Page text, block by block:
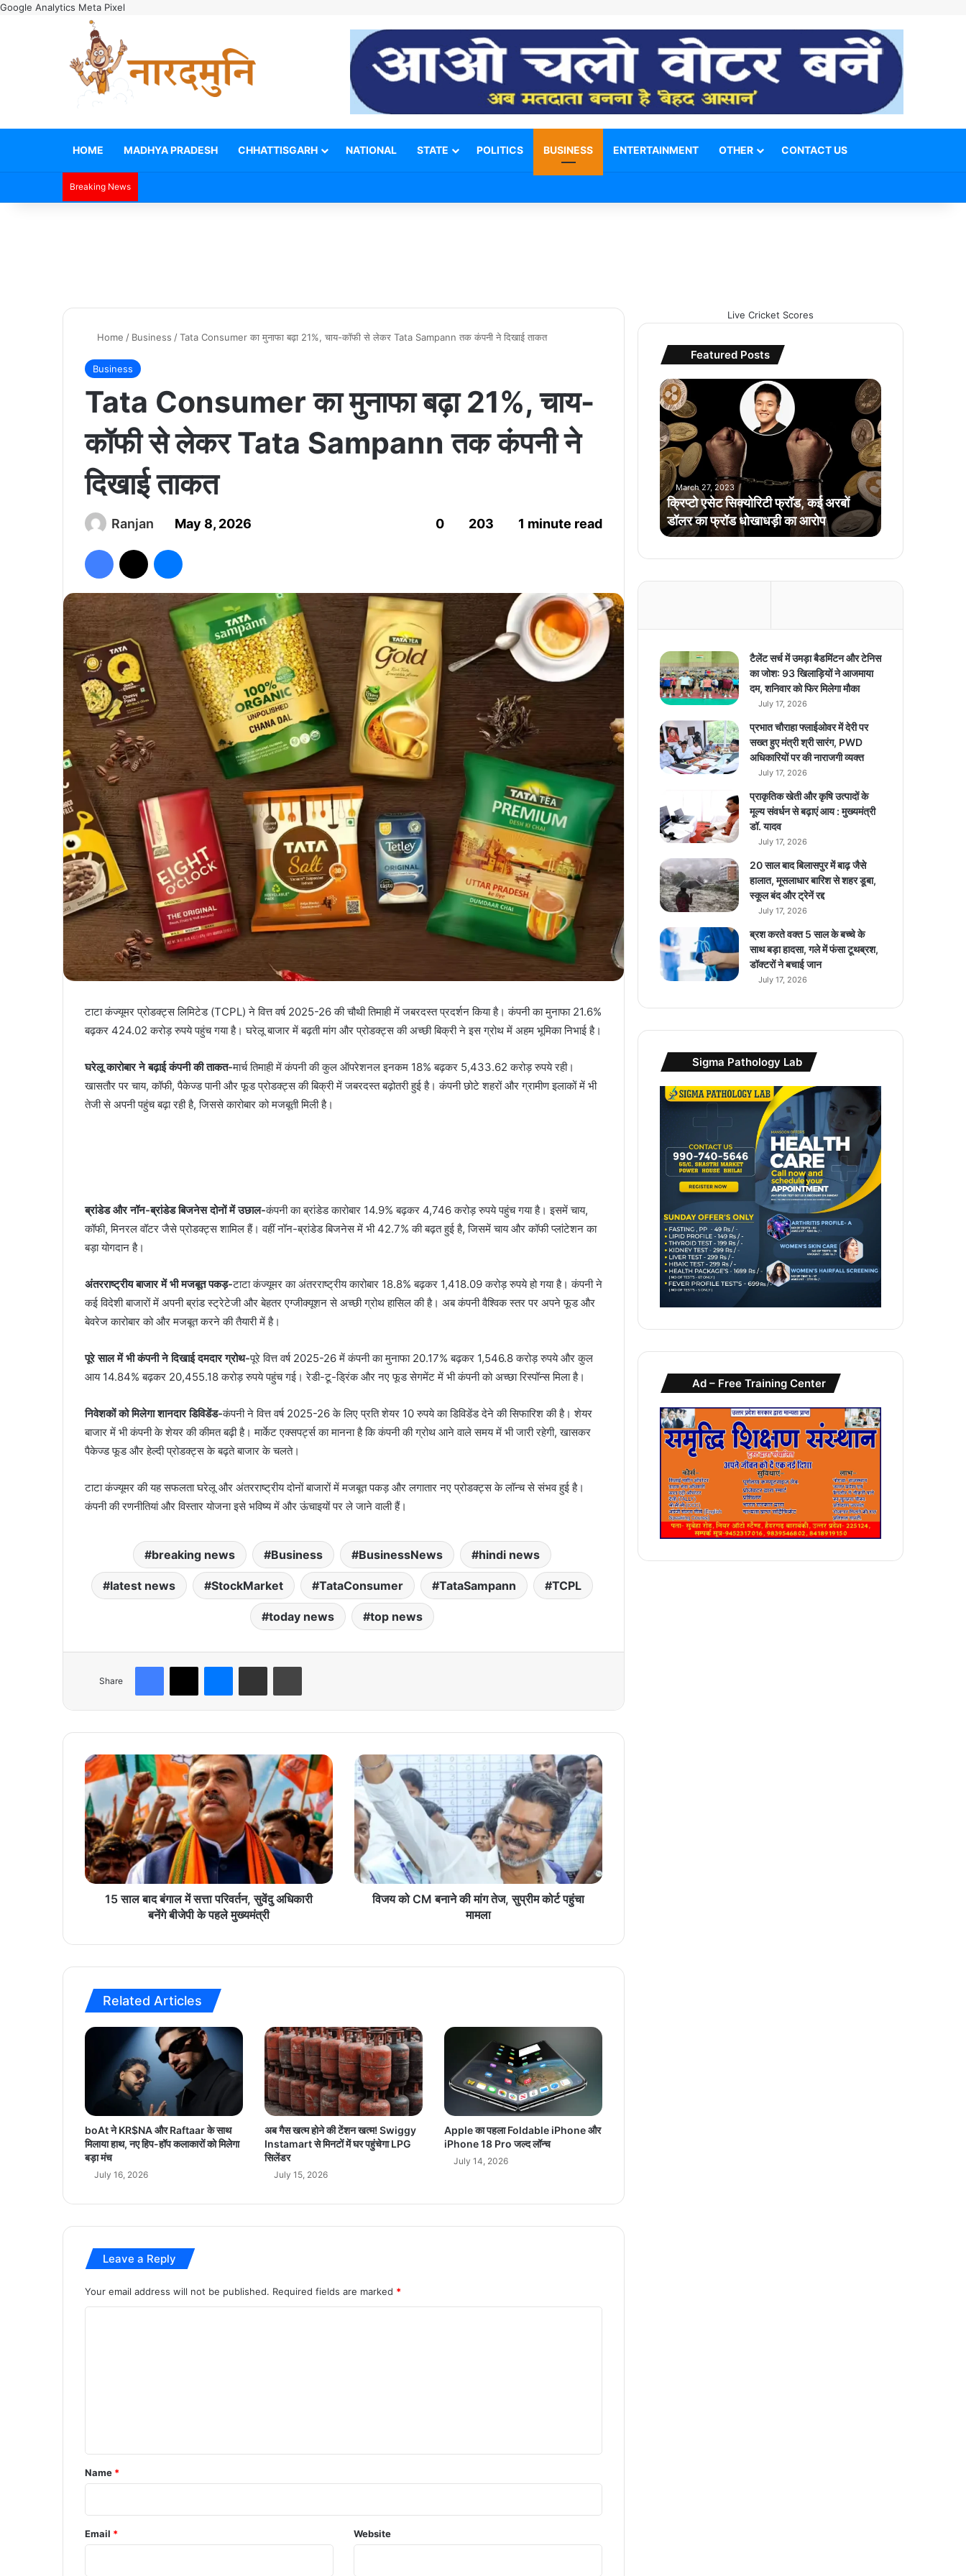
Google Analytics Meta Pixel
HOME MADHYA PRADESH CHHATTISGARH NATIONAL STATE POLITICS BUSINESS ENTERTAINMENT OTHER CONTACT US
Breaking News
Home / Business /Tata Consumer का मुनाफा बढ़ा 21%, चाय-कॉफी से लेकर Tata Sampann तक कंपनी ने दिखाई ताकत
Business
Tata Consumer का मुनाफा बढ़ा 21%, चाय-
कॉफी से लेकर Tata Sampann तक कंपनी ने
दिखाई ताकत
Ranjan May 8, 2026 0 203 1 minute read
टाटा कंज्यूमर प्रोडक्ट्स लिमिटेड (TCPL) ने वित्त वर्ष 2025-26 की चौथी तिमाही में जबरदस्त प्रदर्शन किया है। कंपनी का मुनाफा 21.6%
बढ़कर 424.02 करोड़ रुपये पहुंच गया है। घरेलू बाजार में बढ़ती मांग और प्रोडक्ट्स की अच्छी बिक्री ने इस ग्रोथ में अहम भूमिका निभाई है।
घरेलू कारोबार ने बढ़ाई कंपनी की ताकत-मार्च तिमाही में कंपनी की कुल ऑपरेशनल इनकम 18% बढ़कर 5,433.62 करोड़ रुपये रही।
खासतौर पर चाय, कॉफी, पैकेज्ड पानी और फूड प्रोडक्ट्स की बिक्री में जबरदस्त बढ़ोतरी हुई है। कंपनी छोटे शहरों और ग्रामीण इलाकों में भी
तेजी से अपनी पहुंच बढ़ा रही है, जिससे कारोबार को मजबूती मिली है।
ब्रांडेड और नॉन-ब्रांडेड बिजनेस दोनों में उछाल-कंपनी का ब्रांडेड कारोबार 14.9% बढ़कर 4,746 करोड़ रुपये पहुंच गया है। इसमें चाय,
कॉफी, मिनरल वॉटर जैसे प्रोडक्ट्स शामिल हैं। वहीं नॉन-ब्रांडेड बिजनेस में भी 42.7% की बढ़त हुई है, जिसमें चाय और कॉफी प्लांटेशन का
बड़ा योगदान है।
अंतरराष्ट्रीय बाजार में भी मजबूत पकड़-टाटा कंज्यूमर का अंतरराष्ट्रीय कारोबार 18.8% बढ़कर 1,418.09 करोड़ रुपये हो गया है। कंपनी ने
कई विदेशी बाजारों में अपनी ब्रांड स्ट्रेटेजी और बेहतर एग्जीक्यूशन से अच्छी ग्रोथ हासिल की है। अब कंपनी वैश्विक स्तर पर अपने फूड और
बेवरेज कारोबार को और मजबूत करने की तैयारी में है।
पूरे साल में भी कंपनी ने दिखाई दमदार ग्रोथ-पूरे वित्त वर्ष 2025-26 में कंपनी का मुनाफा 20.17% बढ़कर 1,546.8 करोड़ रुपये और कुल
आय 14.84% बढ़कर 20,455.18 करोड़ रुपये पहुंच गई। रेडी-टू-ड्रिंक और नए फूड सेगमेंट में भी कंपनी को अच्छा रिस्पॉन्स मिला है।
निवेशकों को मिलेगा शानदार डिविडेंड-कंपनी ने वित्त वर्ष 2025-26 के लिए प्रति शेयर 10 रुपये का डिविडेंड देने की सिफारिश की है। शेयर
बाजार में भी कंपनी के शेयर की कीमत बढ़ी है। मार्केट एक्सपर्ट्स का मानना है कि कंपनी की ग्रोथ आने वाले समय में भी जारी रहेगी, खासकर
पैकेज्ड फूड और हेल्दी प्रोडक्ट्स के बढ़ते बाजार के चलते।
टाटा कंज्यूमर की यह सफलता घरेलू और अंतरराष्ट्रीय दोनों बाजारों में मजबूत पकड़ और लगातार नए प्रोडक्ट्स के लॉन्च से संभव हुई है।
कंपनी की रणनीतियां और विस्तार योजना इसे भविष्य में और ऊंचाइयों पर ले जाने वाली हैं।
breaking news Business BusinessNews hindi news
latest news StockMarket TataConsumer TataSampann TCPL
today news top news
Share
1
5
सा
ल
बा
द
बं
गा
ल
प
न
सु
का
री
ब
नें
के
ह
मु
ख्य
15 साल बाद बंगाल में सत्ता परिवर्तन, सुवेंदु अधिकारी
बनेंगे बीजेपी के पहले मुख्यमंत्री
वि
ज
को
C
M
ब
ना
ने
ते
को
र्ट
प
हुं
चा
मा
ला
विजय को CM बनाने की मांग तेज, सुप्रीम कोर्ट पहुंचा
मामला
Related Articles
boAt ने KR$NA और Raftaar के साथ
मिलाया हाथ, नए हिप-हॉप कलाकारों को मिलेगा
बड़ा मंच
July 16, 2026
अब गैस खत्म होने की टेंशन खत्म! Swiggy
Instamart से मिनटों में घर पहुंचेगा LPG
सिलेंडर
July 15, 2026
Apple का पहला Foldable iPhone और
iPhone 18 Pro जल्द लॉन्च
July 14, 2026
Leave a Reply
Your email address will not be published. Required fields are marked *
*
Name *
Email * Website
Live Cricket Scores
Featured Posts
क्रि
प्टो
से
ट
सि
क्यो
रि
टी
फ्रॉ
ड
ई
बों
ल
र
का
फ्रॉ
धो
खा
ध
आ
रो
प
March 27, 2023
क्रिप्टो एसेट सिक्योरिटी फ्रॉड, कई अरबों
डॉलर का फ्रॉड धोखाधड़ी का आरोप
टैलेंट सर्च में उमड़ा बैडमिंटन और टेनिस
का जोश: 93 खिलाड़ियों ने आजमाया
दम, शनिवार को फिर मिलेगा मौका
July 17, 2026
प्रभात चौराहा फ्लाईओवर में देरी पर
सख्त हुए मंत्री श्री सारंग, PWD
अधिकारियों पर की नाराजगी व्यक्त
July 17, 2026
प्राकृतिक खेती और कृषि उत्पादों के
मूल्य संवर्धन से बढ़ाएं आय : मुख्यमंत्री
डॉ. यादव
July 17, 2026
20 साल बाद बिलासपुर में बाढ़ जैसे
हालात, मूसलाधार बारिश से शहर डूबा,
स्कूल बंद और ट्रेनें रद्द
July 17, 2026
ब्रश करते वक्त 5 साल के बच्चे के
साथ बड़ा हादसा, गले में फंसा टूथब्रश,
डॉक्टरों ने बचाई जान
July 17, 2026
Sigma Pathology Lab
Ad – Free Training Center